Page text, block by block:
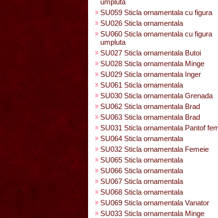
umpluta
SU059 Sticla ornamentala cu figura
SU026 Sticla ornamentala
SU060 Sticla ornamentala cu figura
umpluta
SU027 Sticla ornamentala Butoi
SU028 Sticla ornamentala Minge
SU029 Sticla ornamentala Inger
SU061 Sticla ornamentala
SU030 Sticla ornamentala Grenada
SU062 Sticla ornamentala Brad
SU063 Sticla ornamentala Brad
SU031 Sticla ornamentala Pantof
SU064 Sticla ornamentala
SU032 Sticla ornamentala Femeie
SU065 Sticla ornamentala
SU066 Sticla ornamentala
SU067 Sticla ornamentala
SU068 Sticla ornamentala
SU069 Sticla ornamentala Vanator
SU033 Sticla ornamentala Minge